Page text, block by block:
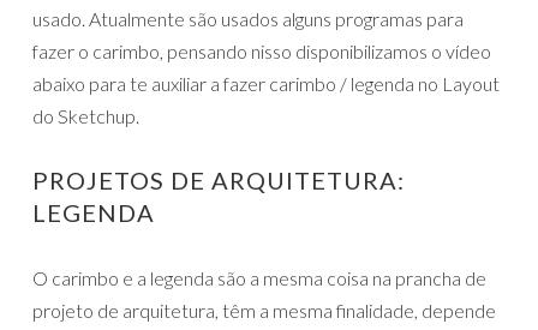
usado. Atualmente são usados alguns programas para
fazer o carimbo, pensando nisso disponibilizamos o vídeo
abaixo para te auxiliar a fazer carimbo / legenda no Layout
do Sketchup.
PROJETOS DE ARQUITETURA:
LEGENDA
O carimbo e a legenda são a mesma coisa na prancha de
projeto de arquitetura, têm a mesma finalidade, depende